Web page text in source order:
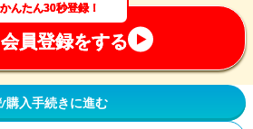
かんたん30秒登録！
員登録をする
購入手続きに進む